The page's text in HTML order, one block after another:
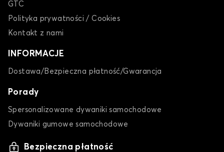
Dywaniki dla MINI PACEMAN
Dywaniki dla MINI ROADSTER R59
GTC
Polityka prywatności / Cookies
Kontakt z nami
INFORMACJE
Dostawa/Bezpieczna płatność/Gwarancja
Porady
Spersonalizowane dywaniki samochodowe
Dywaniki gumowe samochodowe
Bezpieczna płatność